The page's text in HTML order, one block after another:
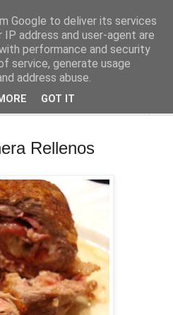
día a día de la Gastronomía
Rellenos
Google to deliver its services
address and user-agent are
performance and security
service, generate usage
address abuse.
GOT IT